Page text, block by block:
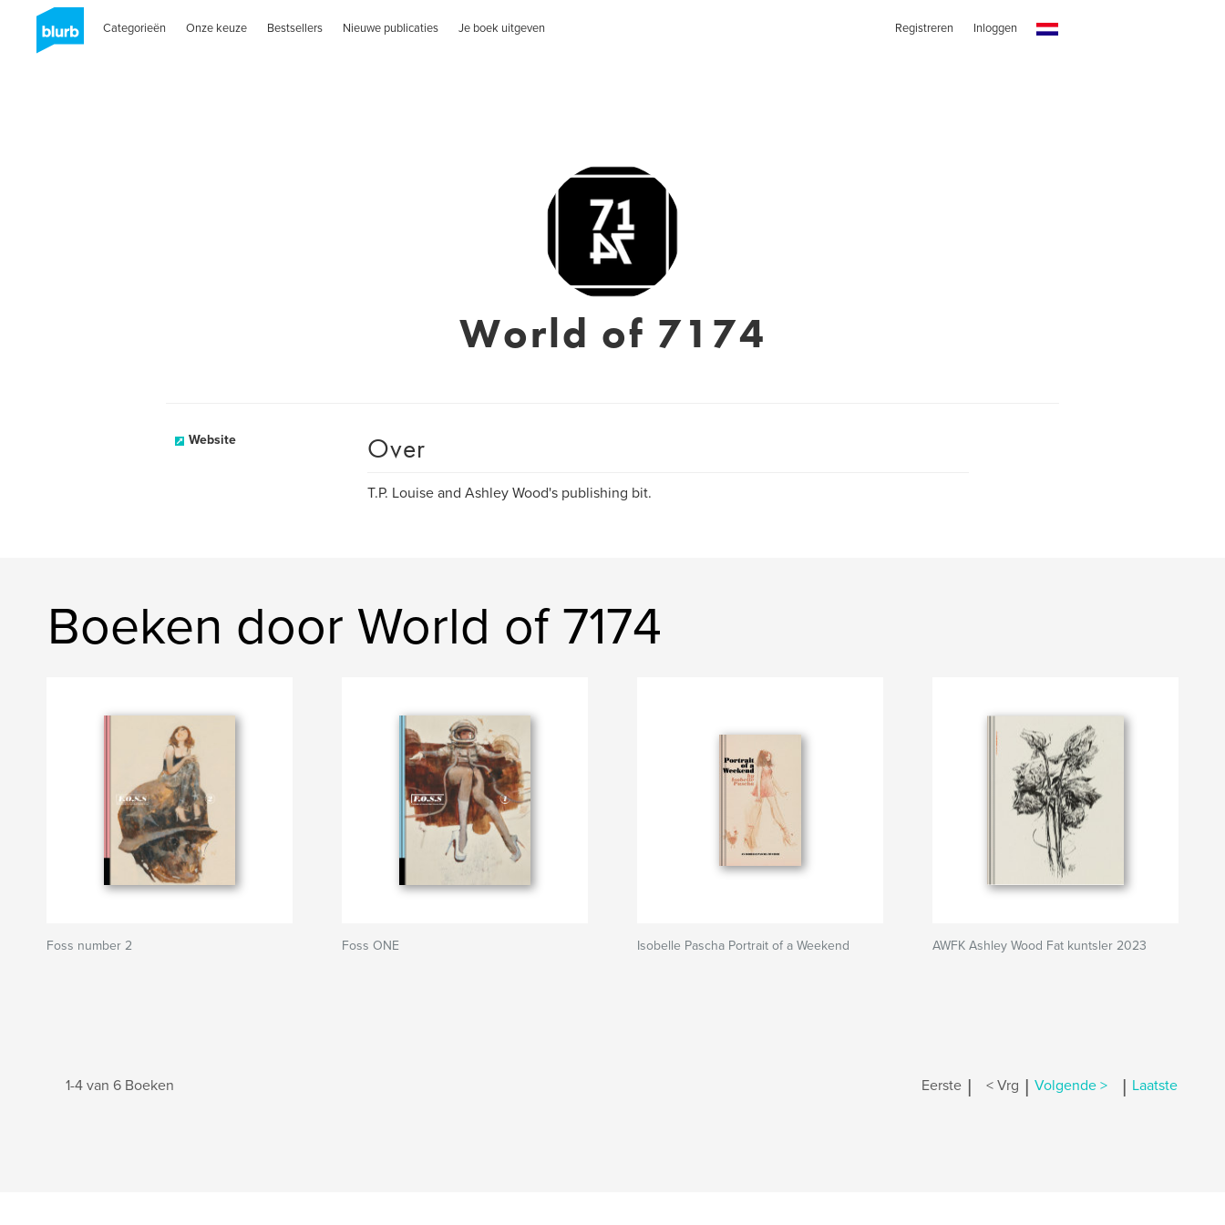
Categorieën Onze keuze Bestsellers Nieuwe publicaties Je boek uitgeven Registreren Inloggen
World of 7174
Website Over
T.P. Louise and Ashley Wood's publishing bit.
Boeken door World of 7174
Foss number 2 Foss ONE Isobelle Pascha Portrait of a Weekend AWFK Ashley Wood Fat kuntsler 2023
1-4 van 6 Boeken Eerste | < Vrg | Volgende > | Laatste